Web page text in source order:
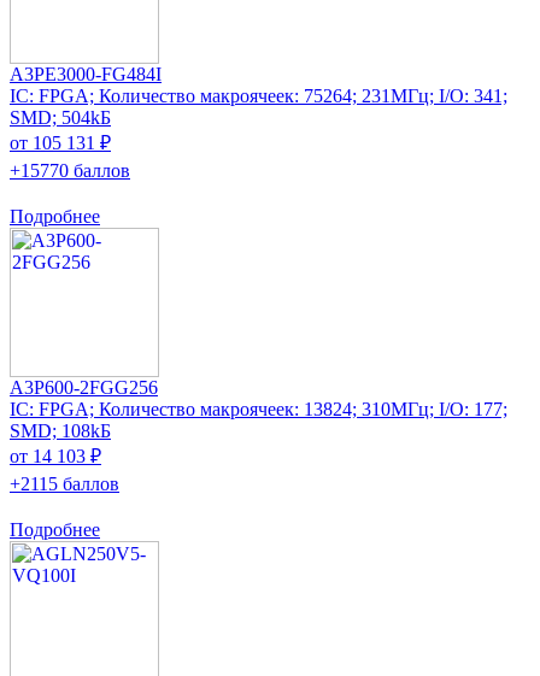
A3PE3000-FG484I
IC: FPGA; Количество макроячеек: 75264; 231МГц; I/O: 341;
SMD; 504kБ
от 105 131 ₽
+15770 баллов
Подробнее
A3P600-2FGG256
IC: FPGA; Количество макроячеек: 13824; 310МГц; I/O: 177;
SMD; 108kБ
от 14 103 ₽
+2115 баллов
Подробнее